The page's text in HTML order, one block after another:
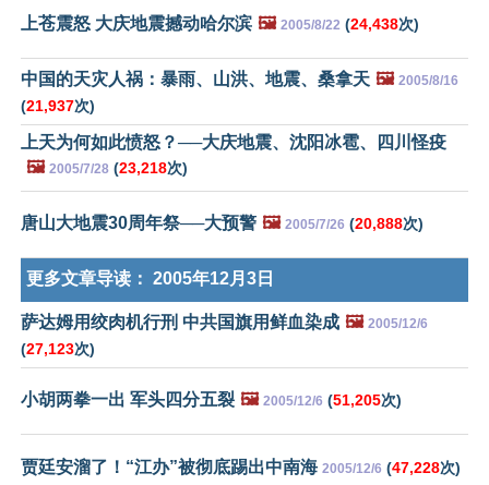
上苍震怒 大庆地震撼动哈尔滨 🖼️ 2005/8/22 (24,438次)
中国的天灾人祸：暴雨、山洪、地震、桑拿天 🖼️ 2005/8/16
(21,937次)
上天为何如此愤怒？──大庆地震、沈阳冰雹、四川怪疫
🖼️ 2005/7/28 (23,218次)
唐山大地震30周年祭──大预警 🖼️ 2005/7/26 (20,888次)
更多文章导读： 2005年12月3日
萨达姆用绞肉机行刑 中共国旗用鲜血染成 🖼️ 2005/12/6
(27,123次)
小胡两拳一出 军头四分五裂 🖼️ 2005/12/6 (51,205次)
贾廷安溜了！“江办”被彻底踢出中南海 2005/12/6 (47,228次)